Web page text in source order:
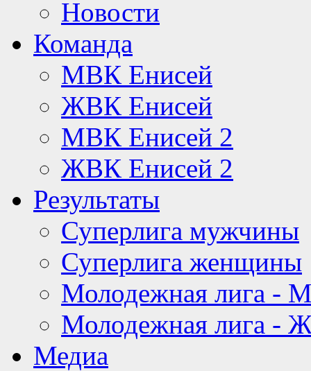
Новости
Команда
МВК Енисей
ЖВК Енисей
МВК Енисей 2
ЖВК Енисей 2
Результаты
Суперлига мужчины
Суперлига женщины
Молодежная лига -
Молодежная лига -
Медиа